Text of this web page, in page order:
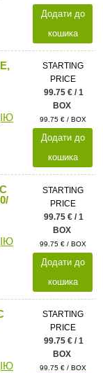
Додати до
кошика
STARTING
PRICE
99.75 € / 1
BOX
99.75 € / BOX
Додати до
кошика
STARTING
PRICE
99.75 € / 1
BOX
99.75 € / BOX
Додати до
кошика
STARTING
PRICE
99.75 € / 1
BOX
99.75 € / BOX